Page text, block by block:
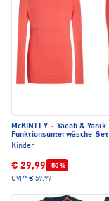
McKINLEY · Yacob & Yanik
Funktionsunterwäsche-Set
Kinder
€ 29,99 -50 %
UVP* € 59,99